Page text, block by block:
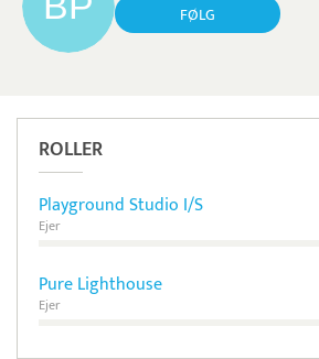
FØLG
ROLLER
Playground Studio I/S
Ejer
Pure Lighthouse
Ejer